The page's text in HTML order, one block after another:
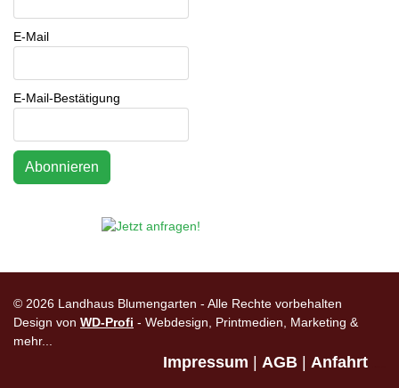
E-Mail
E-Mail-Bestätigung
© 2026 Landhaus Blumengarten - Alle Rechte vorbehalten
Design von WD-Profi - Webdesign, Printmedien, Marketing &
mehr...
Impressum | AGB | Anfahrt